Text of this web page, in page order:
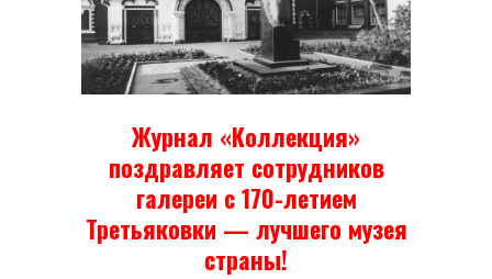
Журнал «Коллекция»
поздравляет сотрудников
галереи с 170-летием
Третьяковки — лучшего музея
страны!